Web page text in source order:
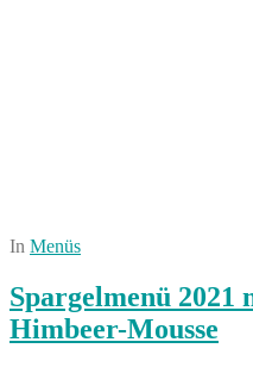
In Menüs
Spargelmenü
Himbeer-Mousse